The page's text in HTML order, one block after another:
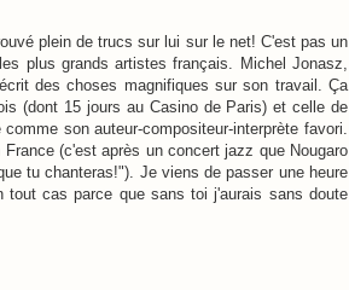
plein de trucs sur lui sur le net! C'est pas un
plus grands artistes français. Michel Jonasz,
des choses magnifiques sur son travail. Ça
(dont 15 jours au Casino de Paris) et celle de
son auteur-compositeur-interprète favori.
(c'est après un concert jazz que Nougaro
tu chanteras!"). Je viens de passer une heure
cas parce que sans toi j'aurais sans doute